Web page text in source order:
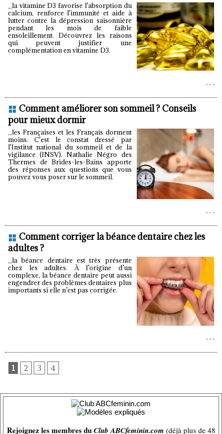
_la vitamine D3 favorise l'absorption du
calcium, renforce l'immunité et aide à
lutter contre la dépression saisonnière
pendant les mois de faible
ensoleillement. Découvrez les raisons
qui peuvent justifier une
complémentation en vitamine D3.
Comment améliorer son sommeil ? Conseils
pour mieux dormir
_les Françaises et les Français dorment
moins. C'est le constat dressé par
l'Institut national du sommeil et de la
vigilance (INSV). Nathalie Négro des
Thermes de Brides-les-Bains apporte
des réponses aux questions que vous
pouvez vous poser sur le sommeil.
Comment corriger la béance dentaire chez les
adultes ?
_la béance dentaire est très présente
chez les adultes. À l’origine d’un
complexe, la béance dentaire peut aussi
engendrer des problèmes dentaires plus
importants si elle n’est pas corrigée.
1 2 3 4
Rejoignez les membres duClub ABCfeminin.com (déjà plus de 48